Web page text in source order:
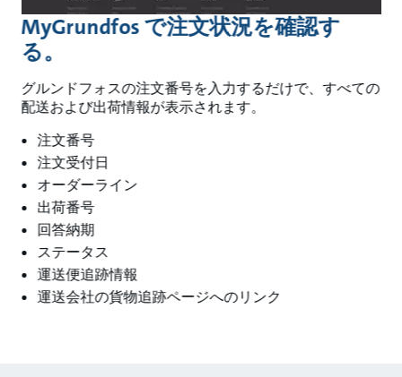
MyGrundfos で注文状況を確認す
る。
グルンドフォスの注文番号を入力するだけで、すべての
配送および出荷情報が表示されます。
注文番号
注文受付日
オーダーライン
出荷番号
回答納期
ステータス
運送便追跡情報
運送会社の貨物追跡ページへのリンク